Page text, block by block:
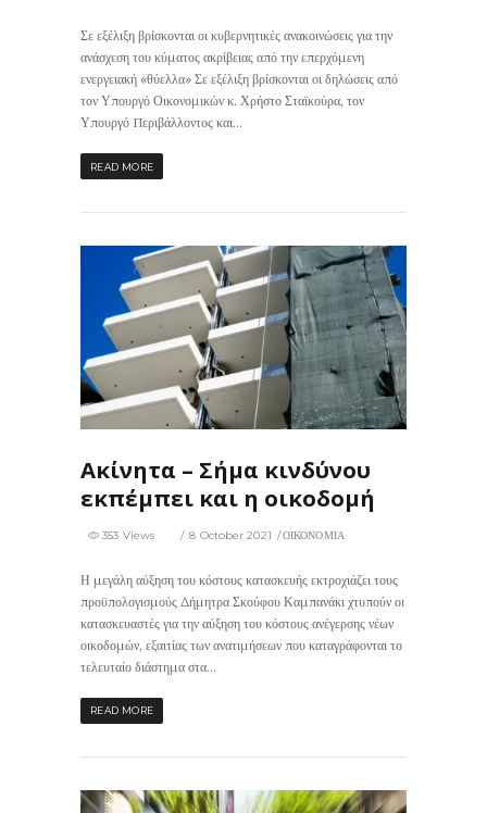
Σε εξέλιξη βρίσκονται οι κυβερνητικές ανακοινώσεις για την
ανάσχεση του κύματος ακρίβειας από την επερχόμενη
ενεργειακή «θύελλα» Σε εξέλιξη βρίσκονται οι δηλώσεις από
τον Υπουργό Οικονομικών κ. Χρήστο Σταϊκούρα, τον
Υπουργό Περιβάλλοντος και...
READ MORE
Ακίνητα – Σήμα κινδύνου
εκπέμπει και η οικοδομή
8 October 2021 ΟΙΚΟΝΟΜΙΑ
353 Views
Η μεγάλη αύξηση του κόστους κατασκευής εκτροχιάζει τους
προϋπολογισμούς Δήμητρα Σκούφου Καμπανάκι χτυπούν οι
κατασκευαστές για την αύξηση του κόστους ανέγερσης νέων
οικοδομών, εξαιτίας των ανατιμήσεων που καταγράφονται το
τελευταίο διάστημα στα...
READ MORE